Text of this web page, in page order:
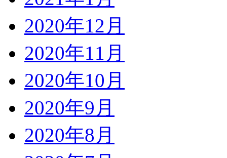
2020年12月
2020年11月
2020年10月
2020年9月
2020年8月